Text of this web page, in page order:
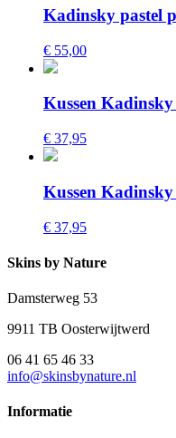
Kadinsky pastel
€ 55,00
Kussen
€ 37,95
Kussen Kadinsky
€ 37,95
Skins by Nature
Damsterweg 53
9911 TB Oosterwijtwerd
06 41 65 46 33
info@skinsbynature.nl
Informatie